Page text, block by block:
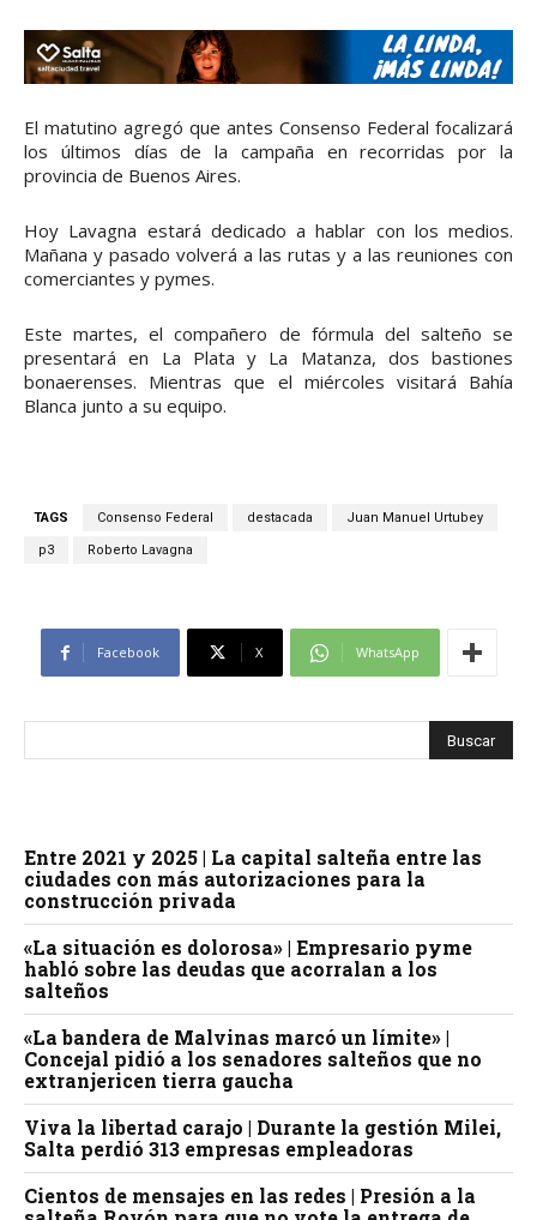
El matutino agregó que antes Consenso Federal focalizará
los últimos días de la campaña en recorridas por la
provincia de Buenos Aires.
Hoy Lavagna estará dedicado a hablar con los medios.
Mañana y pasado volverá a las rutas y a las reuniones con
comerciantes y pymes.
Este martes, el compañero de fórmula del salteño se
presentará en La Plata y La Matanza, dos bastiones
bonaerenses. Mientras que el miércoles visitará Bahía
Blanca junto a su equipo.
TAGS Consenso Federal destacada Juan Manuel Urtubey
p3 Roberto Lavagna
Facebook X WhatsApp
Entre 2021 y 2025 | La capital salteña entre las
ciudades con más autorizaciones para la
construcción privada
«La situación es dolorosa» | Empresario pyme
habló sobre las deudas que acorralan a los
salteños
«La bandera de Malvinas marcó un límite» |
Concejal pidió a los senadores salteños que no
extranjericen tierra gaucha
Viva la libertad carajo | Durante la gestión Milei,
Salta perdió 313 empresas empleadoras
Cientos de mensajes en las redes | Presión a la